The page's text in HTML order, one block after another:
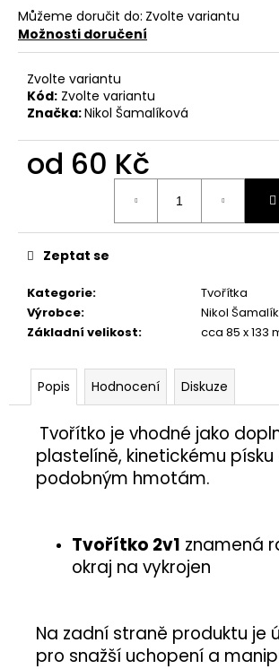
Můžeme doručit do: Zvolte variantu
Možnosti doručení
Zvolte variantu
Kód: Zvolte variantu
Značka:Nikol Šamalíková
od 60 Kč
Kategorie:
Tvořítka
Výrobce:
Nikol
Základní velikost: cca 85 x 133
Zeptat se
Popis Hodnocení Diskuze
Tvořítko je vhodné jako
plastelíně, kinetickému písku
podobným hmotám.
Tvořítko 2v1 znamená
okraj na vykrojen
Na zadní straně produktu je
pro snažší uchopení a
p
o
r
u
č
u
m